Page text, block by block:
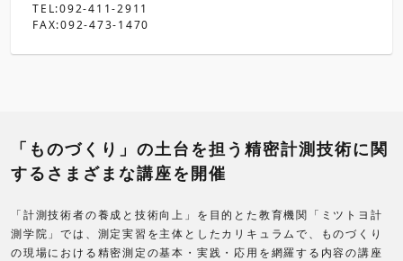
TEL:092-411-2911
FAX:092-473-1470
「ものづくり」の土台を担う精密計測技術に関
するさまざまな講座を開催
「計測技術者の養成と技術向上」を目的とた教育機関「ミツトヨ計
測学院」では、測定実習を主体としたカリキュラムで、ものづくり
の現場における精密測定の基本・実践・応用を網羅する内容の講座